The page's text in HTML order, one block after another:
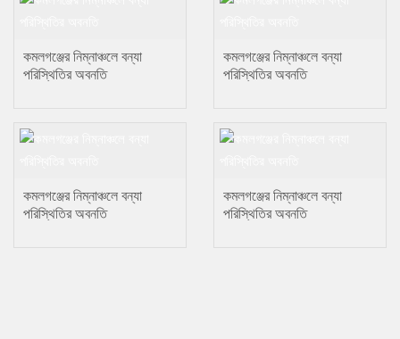
কমলগঞ্জের নিম্নাঞ্চলে বন্যা
পরিস্থিতির অবনতি
কমলগঞ্জের নিম্নাঞ্চলে বন্যা
পরিস্থিতির অবনতি
কমলগঞ্জের নিম্নাঞ্চলে বন্যা
পরিস্থিতির অবনতি
কমলগঞ্জের নিম্নাঞ্চলে বন্যা
পরিস্থিতির অবনতি